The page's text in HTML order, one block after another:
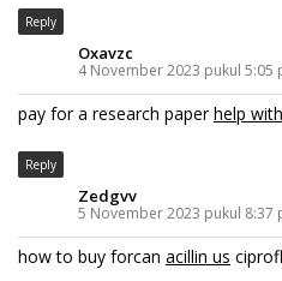
Reply
Oxavzc
4 November 2023 pukul 5:05
pay for a research paperhelp
Reply
Zedgvv
5 November 2023 pukul 8:37
how to buy forcan acillin us